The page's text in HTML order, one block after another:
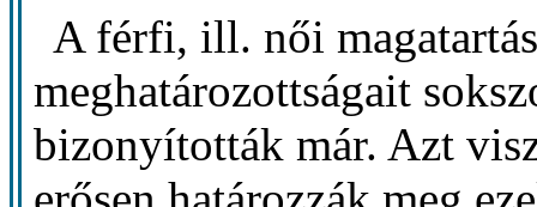
A férfi, ill. női
meghatározottságait
bizonyították már. Azt